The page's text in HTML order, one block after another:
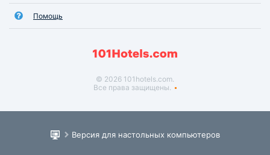
Помощь
© 2026 101hotels.com.
Все права защищены.
Версия для настольных компьютеров